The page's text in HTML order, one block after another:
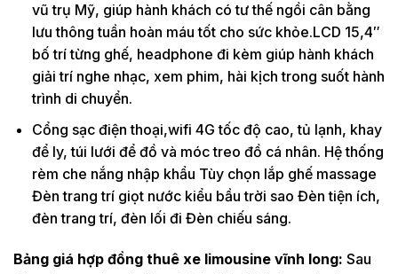
vũ trụ Mỹ, giúp hành khách có tư thế ngồi cân bằng
lưu thông tuần hoàn máu tốt cho sức khỏe.LCD 15,4″
bố trí từng ghế, headphone đi kèm giúp hành khách
giải trí nghe nhạc, xem phim, hài kịch trong suốt hành
trình di chuyển.
Cổng sạc điện thoại,wifi 4G tốc độ cao, tủ lạnh, khay
để ly, túi lưới để đồ và móc treo đồ cá nhân. Hệ thống
rèm che nắng nhập khẩu Tùy chọn lắp ghế massage
Đèn trang trí giọt nước kiểu bầu trời sao Đèn tiện ích,
đèn trang trí, đèn lối đi Đèn chiếu sáng.
Bảng giá hợp đồng thuê xe limousine vĩnh long: Sau